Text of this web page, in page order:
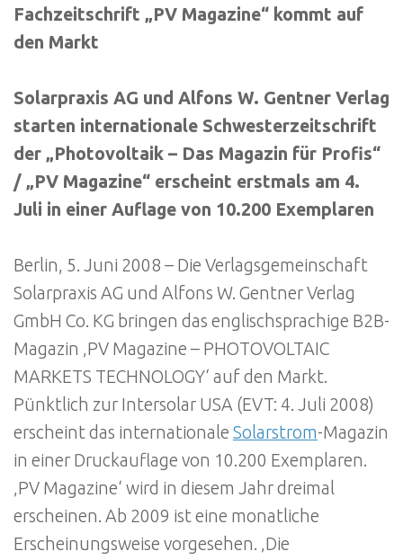
Fachzeitschrift „PV Magazine“ kommt auf
den Markt
Solarpraxis AG und Alfons W. Gentner Verlag
starten internationale Schwesterzeitschrift
der „Photovoltaik – Das Magazin für Profis“
/ „PV Magazine“ erscheint erstmals am 4.
Juli in einer Auflage von 10.200 Exemplaren
Berlin, 5. Juni 2008 – Die Verlagsgemeinschaft
Solarpraxis AG und Alfons W. Gentner Verlag
GmbH Co. KG bringen das englischsprachige B2B-
Magazin ‚PV Magazine – PHOTOVOLTAIC
MARKETS TECHNOLOGY‘ auf den Markt.
Pünktlich zur Intersolar USA (EVT: 4. Juli 2008)
erscheint das internationale Solarstrom-Magazin
in einer Druckauflage von 10.200 Exemplaren.
‚PV Magazine‘ wird in diesem Jahr dreimal
erscheinen. Ab 2009 ist eine monatliche
Erscheinungsweise vorgesehen. ‚Die